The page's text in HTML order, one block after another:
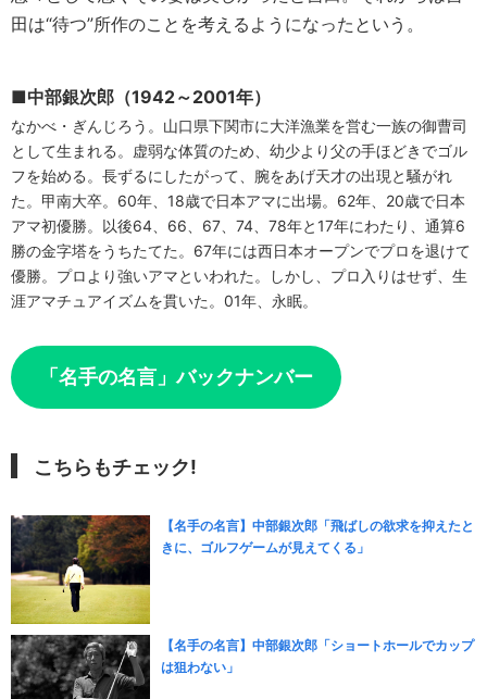
田は“待つ”所作のことを考えるようになったという。
■中部銀次郎（1942～2001年）
なかべ・ぎんじろう。山口県下関市に大洋漁業を営む一族の御曹司
として生まれる。虚弱な体質のため、幼少より父の手ほどきでゴル
フを始める。長ずるにしたがって、腕をあげ天才の出現と騒がれ
た。甲南大卒。60年、18歳で日本アマに出場。62年、20歳で日本
アマ初優勝。以後64、66、67、74、78年と17年にわたり、通算6
勝の金字塔をうちたてた。67年には西日本オープンでプロを退けて
優勝。プロより強いアマといわれた。しかし、プロ入りはせず、生
涯アマチュアイズムを貫いた。01年、永眠。
「名手の名言」バックナンバー
こちらもチェック!
【名手の名言】中部銀次郎「飛ばしの欲求を抑えたと
きに、ゴルフゲームが見えてくる」
【名手の名言】中部銀次郎「ショートホールでカップ
は狙わない」